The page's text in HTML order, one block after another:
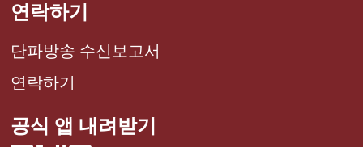
연락하기
단파방송 수신보고서
연락하기
공식 앱 내려받기